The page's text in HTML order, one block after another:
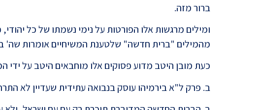
ברור מזה.
מהמילים "ברית חדשה" שלטענת המשיחיים אומרות שה'
כעת מובן היטב מדוע פסוקים אלו מוחבאים היטב על ידי
ב. פרק ל"א בירמיהו עוסק בנבואה עתידית שעדיין לא